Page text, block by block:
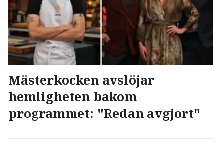
Mästerkocken avslöjar
hemligheten bakom
programmet: "Redan avgjort"